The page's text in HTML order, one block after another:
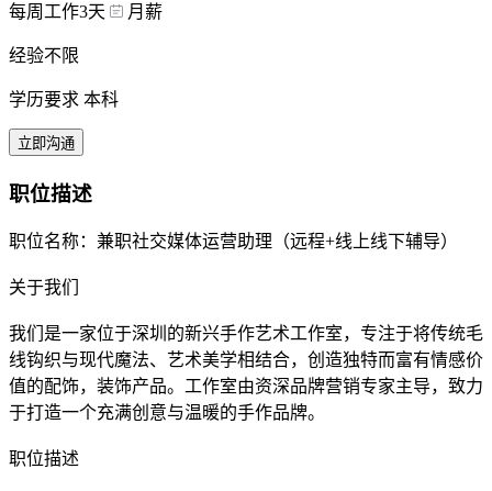
每周工作3天 月薪
经验不限
学历要求 本科
立即沟通
职位描述
职位名称：兼职社交媒体运营助理（远程+线上线下辅导）
关于我们
我们是一家位于深圳的新兴手作艺术工作室，专注于将传统毛
线钩织与现代魔法、艺术美学相结合，创造独特而富有情感价
值的配饰，装饰产品。工作室由资深品牌营销专家主导，致力
于打造一个充满创意与温暖的手作品牌。
职位描述